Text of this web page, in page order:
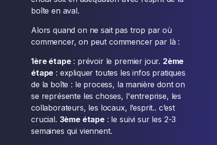
boîte en aval.
Alors quand on ne sait pas trop par où
commencer, on peut commencer par là :
1ère étape: prévoir le premier jour. 2ème
étape : expliquer toutes les infos pratiques
de la boîte : le process, la manière dont on
se représente les choses, l'entreprise, les
collaborateurs, les locaux, l’esprit.. c’est
crucial. 3ème étape: le suivi sur les 2-3
semaines qui viennent.